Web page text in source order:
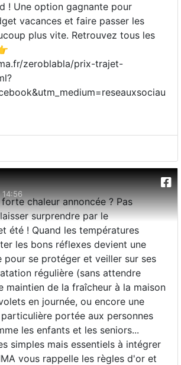
! Une option gagnante pour
vacances et faire passer les
plus vite. Retrouvez tous les
zeroblabla/prix-trajet-
chaleur annoncée ? Pas
surprendre par le
été ! Quand les températures
les bons réflexes devient une
pour se protéger et veiller sur ses
régulière (sans attendre
maintien de la fraîcheur à la maison
en journée, ou encore une
portée aux personnes
les enfants et les seniors...
simples mais essentiels à intégrer
vous rappelle les règles d'or et